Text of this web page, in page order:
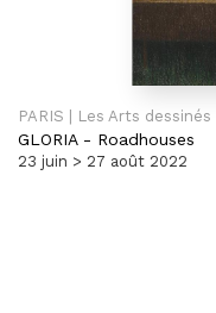
PARIS | Les Arts dessinés
GLORIA - Roadhouses
23 juin > 27 août 2022